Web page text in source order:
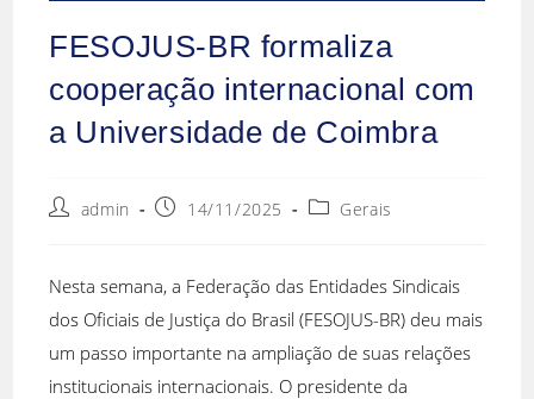
FESOJUS-BR formaliza
cooperação internacional com
a Universidade de Coimbra
admin 14/11/2025 Gerais
Nesta semana, a Federação das Entidades Sindicais
dos Oficiais de Justiça do Brasil (FESOJUS-BR) deu mais
um passo importante na ampliação de suas relações
institucionais internacionais. O presidente da